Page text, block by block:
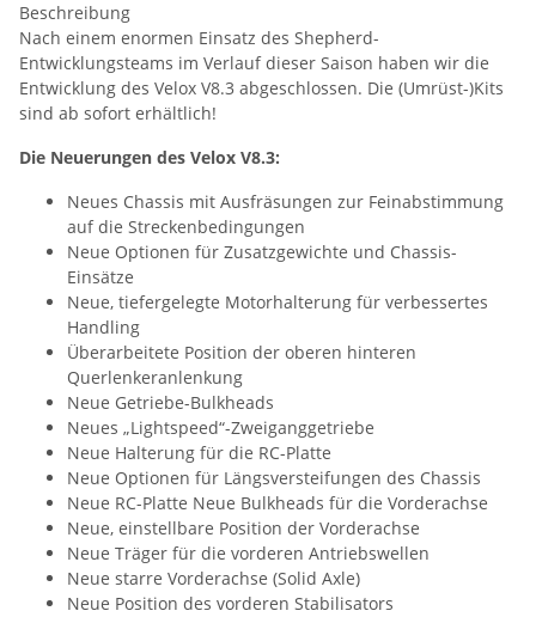
Beschreibung
Nach einem enormen Einsatz des Shepherd-
Entwicklungsteams im Verlauf dieser Saison haben wir die
Entwicklung des Velox V8.3 abgeschlossen. Die (Umrüst-)Kits
sind ab sofort erhältlich!
Die Neuerungen des Velox V8.3:
Neues Chassis mit Ausfräsungen zur Feinabstimmung
auf die Streckenbedingungen
Neue Optionen für Zusatzgewichte und Chassis-
Einsätze
Neue, tiefergelegte Motorhalterung für verbessertes
Handling
Überarbeitete Position der oberen hinteren
Querlenkeranlenkung
Neue Getriebe-Bulkheads
Neues „Lightspeed“-Zweiganggetriebe
Neue Halterung für die RC-Platte
Neue Optionen für Längsversteifungen des Chassis
Neue RC-Platte Neue Bulkheads für die Vorderachse
Neue, einstellbare Position der Vorderachse
Neue Träger für die vorderen Antriebswellen
Neue starre Vorderachse (Solid Axle)
Neue Position des vorderen Stabilisators